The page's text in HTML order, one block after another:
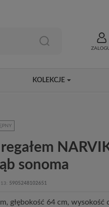
KOLEKCJE
sonoma
5905248102651
głębokość 64 cm, wysokość